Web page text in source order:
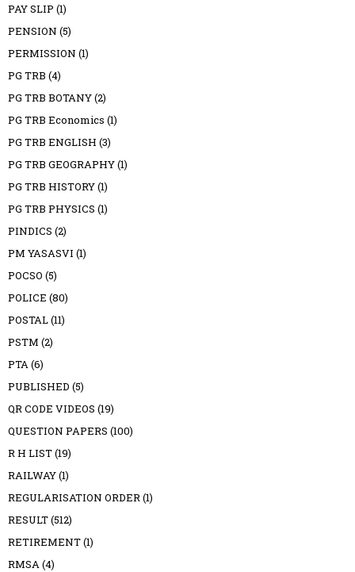
PAY SLIP (1)
PENSION (5)
PERMISSION (1)
PG TRB (4)
PG TRB BOTANY(2)
PG TRB Economics (1)
PG TRB ENGLISH (3)
PG TRB GEOGRAPHY(1)
PG TRB HISTORY(1)
PG TRB PHYSICS (1)
PINDICS (2)
PM YASASVI (1)
POCSO (5)
POLICE (80)
POSTAL(11)
PSTM (2)
PTA(6)
PUBLISHED (5)
QR CODE VIDEOS (19)
QUESTION PAPERS (100)
R H LIST(19)
RAILWAY(1)
REGULARISATION ORDER(1)
RESULT(512)
RETIREMENT(1)
RMSA(4)